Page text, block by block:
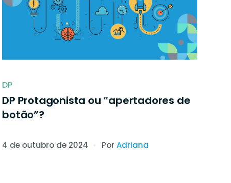
DP
DP Protagonista ou “apertadores de
botão”?
4 de outubro de 2024 PorAdriana